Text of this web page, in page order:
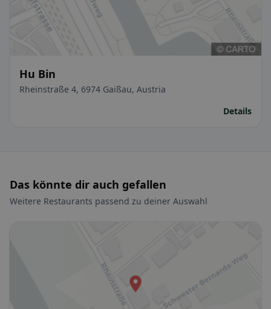
Hu Bin
Rheinstraße 4, 6974 Gaißau, Austria
Details
Das könnte dir auch gefallen
Weitere Restaurants passend zu deiner Auswahl